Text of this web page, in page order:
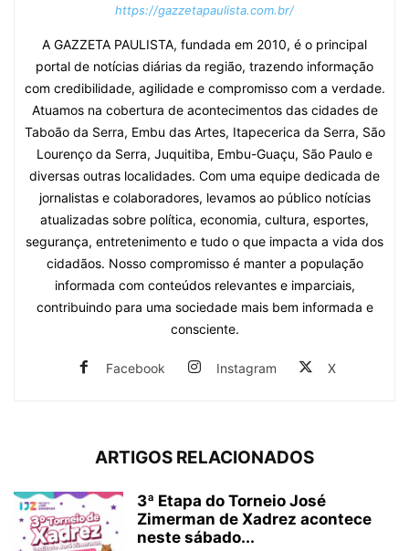
https://gazzetapaulista.com.br/
A GAZZETA PAULISTA, fundada em 2010, é o principal
portal de notícias diárias da região, trazendo informação
com credibilidade, agilidade e compromisso com a verdade.
Atuamos na cobertura de acontecimentos das cidades de
Taboão da Serra, Embu das Artes, Itapecerica da Serra, São
Lourenço da Serra, Juquitiba, Embu-Guaçu, São Paulo e
diversas outras localidades. Com uma equipe dedicada de
jornalistas e colaboradores, levamos ao público notícias
atualizadas sobre política, economia, cultura, esportes,
segurança, entretenimento e tudo o que impacta a vida dos
cidadãos. Nosso compromisso é manter a população
informada com conteúdos relevantes e imparciais,
contribuindo para uma sociedade mais bem informada e
consciente.
Facebook Instagram X
ARTIGOS RELACIONADOS
3ª Etapa do Torneio José
Zimerman de Xadrez acontece
neste sábado...